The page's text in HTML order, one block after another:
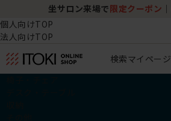
坐サロン来場で 限定クーポン
個人向けTOP
法人向けTOP
検索マイページ